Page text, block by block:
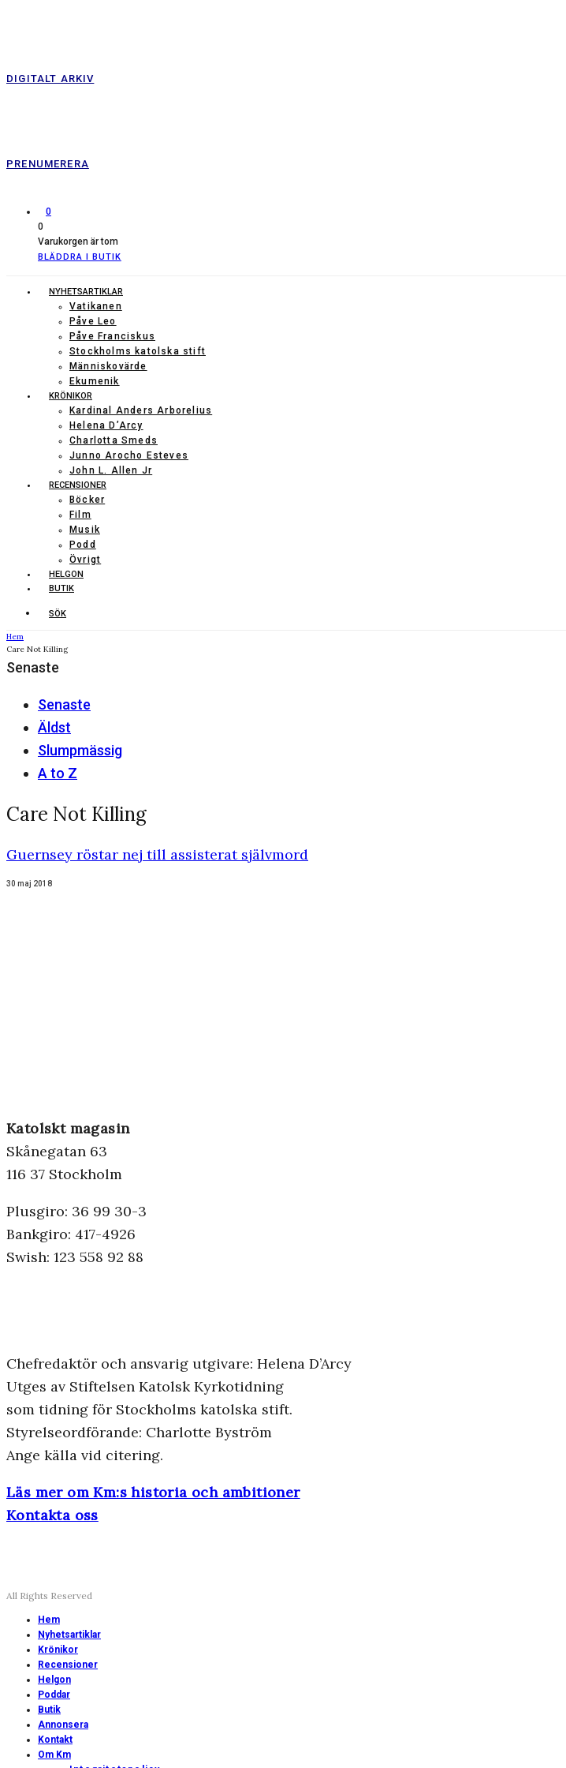
DIGITALT ARKIV
PRENUMERERA
0
0
Varukorgen är tom
BLÄDDRA I BUTIK
NYHETSARTIKLAR
Vatikanen
Påve Leo
Påve Franciskus
Stockholms katolska stift
Människovärde
Ekumenik
KRÖNIKOR
Kardinal Anders Arborelius
Helena D’Arcy
Charlotta Smeds
Junno Arocho Esteves
John L. Allen Jr
RECENSIONER
Böcker
Film
Musik
Podd
Övrigt
HELGON
BUTIK
SÖK
Hem
Care Not Killing
Senaste
Senaste
Äldst
Slumpmässig
A to Z
Care Not Killing
Guernsey röstar nej till assisterat självmord
30 maj 2018
Katolskt magasin
Skånegatan 63
116 37 Stockholm
Plusgiro: 36 99 30-3
Bankgiro: 417-4926
Swish: 123 558 92 88
Chefredaktör och ansvarig utgivare: Helena D’Arcy
Utges av Stiftelsen Katolsk Kyrkotidning
som tidning för Stockholms katolska stift.
Styrelseordförande: Charlotte Byström
Ange källa vid citering.
Läs mer om Km:s historia och ambitioner
Kontakta oss
All Rights Reserved
Hem
Nyhetsartiklar
Krönikor
Recensioner
Helgon
Poddar
Butik
Annonsera
Kontakt
Om Km